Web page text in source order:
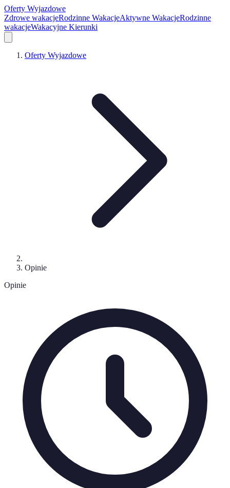
Oferty Wyjazdowe
Zdrowe wakacjeRodzinne WakacjeAktywne WakacjeRodzinne
wakacjeWakacyjne Kierunki
Oferty Wyjazdowe
Opinie
Opinie